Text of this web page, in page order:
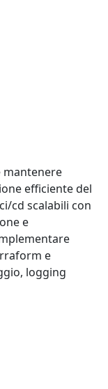
mantenere
efficiente del
cd scalabili con
e
e
logging